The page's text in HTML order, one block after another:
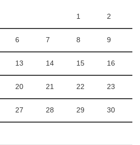
1 2
6 7 8 9
13 14 15 16
20 21 22 23
27 28 29 30